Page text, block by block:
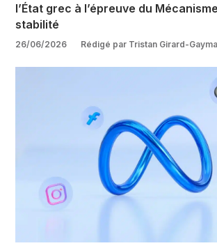
l’État grec à l’épreuve du
stabilité
26/06/2026 Rédigé par Tristan Girard-